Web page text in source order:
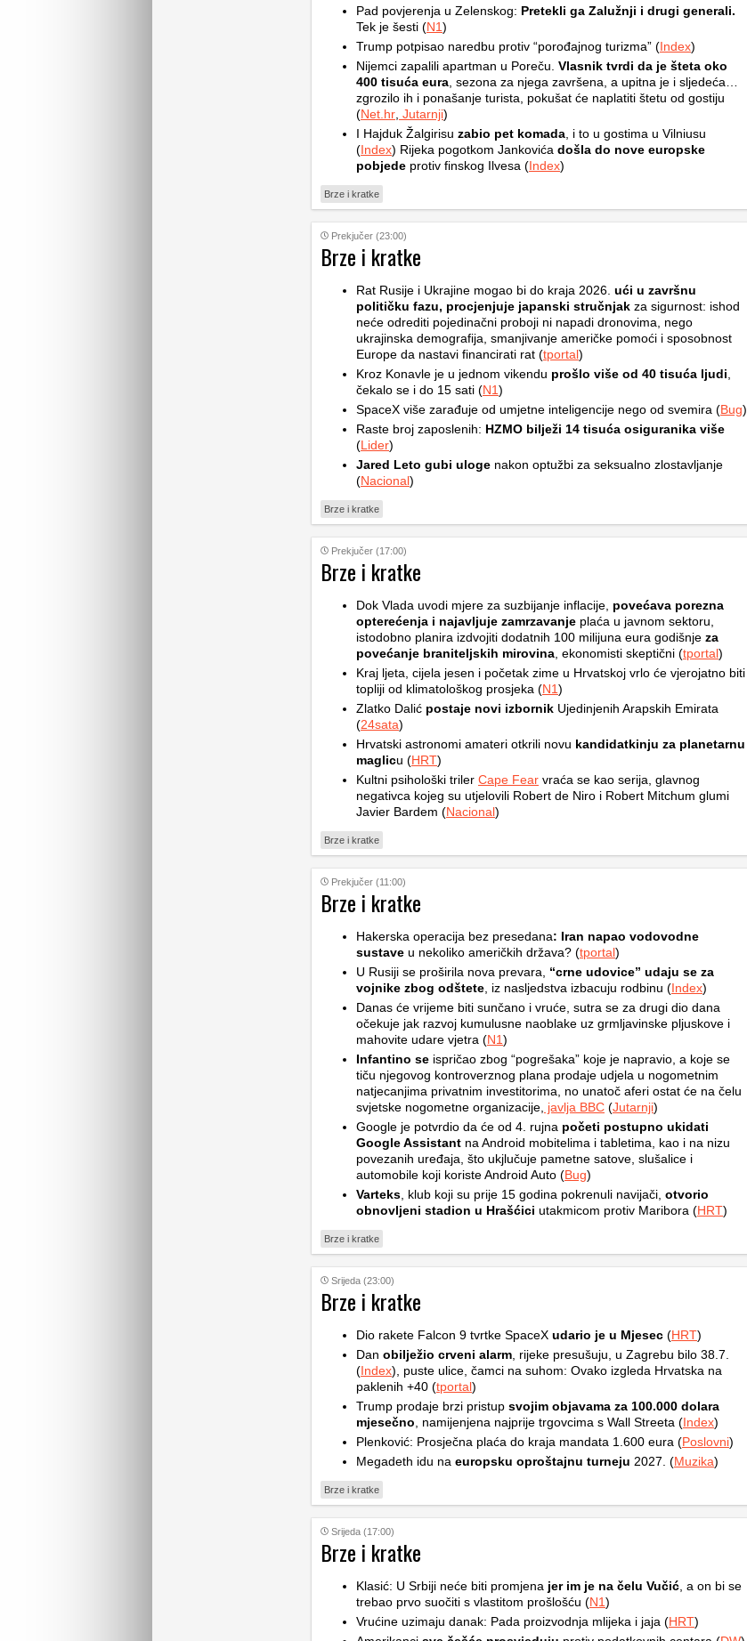
Pad povjerenja u Zelenskog: Pretekli ga Zalužnji i drugi generali.
Tek je šesti (N1)
Trump potpisao naredbu protiv “porođajnog turizma” (Index)
Nijemci zapalili apartman u Poreču. Vlasnik tvrdi da je šteta oko
400 tisuća eura , sezona za njega završena, a upitna je i sljedeća…
zgrozilo ih i ponašanje turista, pokušat će naplatiti štetu od gostiju
(Net.hr Jutarnji)
I Hajduk Žalgirisu zabio pet komada , i to u gostima u Vilniusu
(Index) Rijeka pogotkom Jankovića došla do nove europske
pobjede protiv finskog Ilvesa (Index)
Brze i kratke
Prekjučer (23:00)
Brze i kratke
Rat Rusije i Ukrajine mogao bi do kraja 2026. ući u završnu
političku fazu, procjenjuje japanski stručnjak za sigurnost: ishod
neće odrediti pojedinačni proboji ni napadi dronovima, nego
ukrajinska demografija, smanjivanje američke pomoći i sposobnost
Europe da nastavi financirati rat (tportal)
Kroz Konavle je u jednom vikendu prošlo više od 40 tisuća ljudi
čekalo se i do 15 sati (N1)
SpaceX više zarađuje od umjetne inteligencije nego od svemira (Bug)
Raste broj zaposlenih: HZMO bilježi 14 tisuća osiguranika više
(Lider)
Jared Leto gubi uloge nakon optužbi za seksualno zlostavljanje
(Nacional)
Brze i kratke
Prekjučer (17:00)
Brze i kratke
Dok Vlada uvodi mjere za suzbijanje inflacije, povećava porezna
opterećenja i najavljuje zamrzavanje plaća u javnom sektoru,
istodobno planira izdvojiti dodatnih 100 milijuna eura godišnje za
povećanje braniteljskih mirovina , ekonomisti skeptični (tportal)
Kraj ljeta, cijela jesen i početak zime u Hrvatskoj vrlo će vjerojatno biti
topliji od klimatološkog prosjeka (N1)
Zlatko Dalić postaje novi izbornik Ujedinjenih Arapskih Emirata
(24sata)
Hrvatski astronomi amateri otkrili novu kandidatkinju za planetarnu
maglicu (HRT)
Kultni psihološki triler Cape Fear vraća se kao serija, glavnog
negativca kojeg su utjelovili Robert de Niro i Robert Mitchum glumi
Javier Bardem (Nacional)
Brze i kratke
Prekjučer (11:00)
Brze i kratke
Hakerska operacija bez presedana: Iran napao vodovodne
sustave u nekoliko američkih država? (tportal)
U Rusiji se proširila nova prevara, “crne udovice” udaju se za
vojnike zbog odštete , iz nasljedstva izbacuju rodbinu (Index)
Danas će vrijeme biti sunčano i vruće, sutra se za drugi dio dana
očekuje jak razvoj kumulusne naoblake uz grmljavinske pljuskove i
mahovite udare vjetra (N1)
Infantino se ispričao zbog “pogrešaka” koje je napravio, a koje se
tiču njegovog kontroverznog plana prodaje udjela u nogometnim
natjecanjima privatnim investitorima, no unatoč aferi ostat će na čelu
svjetske nogometne organizacije, javlja BBC (Jutarnji)
Google je potvrdio da će od 4. rujna početi postupno ukidati
Google Assistant na Android mobitelima i tabletima, kao i na nizu
povezanih uređaja, što ukjlučuje pametne satove, slušalice i
automobile koji koriste Android Auto (Bug)
Varteks , klub koji su prije 15 godina pokrenuli navijači, otvorio
obnovljeni stadion u Hrašćici utakmicom protiv Maribora (HRT)
Brze i kratke
Srijeda (23:00)
Brze i kratke
Dio rakete Falcon 9 tvrtke SpaceX udario je u Mjesec (HRT)
Dan obilježio crveni alarm , rijeke presušuju, u Zagrebu bilo 38.7.
(Index), puste ulice, čamci na suhom: Ovako izgleda Hrvatska na
paklenih +40 (tportal)
Trump prodaje brzi pristup svojim objavama za 100.000 dolara
mjesečno , namijenjena najprije trgovcima s Wall Streeta (Index)
Plenković: Prosječna plaća do kraja mandata 1.600 eura (Poslovni)
Megadeth idu na europsku oproštajnu turneju 2027. (Muzika)
Brze i kratke
Srijeda (17:00)
Brze i kratke
Klasić: U Srbiji neće biti promjena jer im je na čelu Vučić , a on bi se
trebao prvo suočiti s vlastitom prošlošću (N1)
Vrućine uzimaju danak: Pada proizvodnja mlijeka i jaja (HRT)